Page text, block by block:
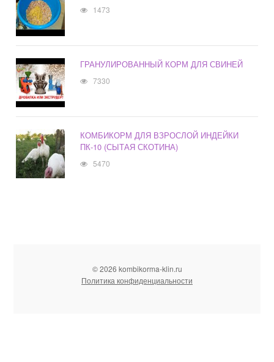
1473
ГРАНУЛИРОВАННЫЙ КОРМ ДЛЯ СВИНЕЙ
7330
КОМБИКОРМ ДЛЯ ВЗРОСЛОЙ ИНДЕЙКИ
ПК-10 (СЫТАЯ СКОТИНА)
5470
© 2026 kombikorma-klin.ru
Политика конфиденциальности